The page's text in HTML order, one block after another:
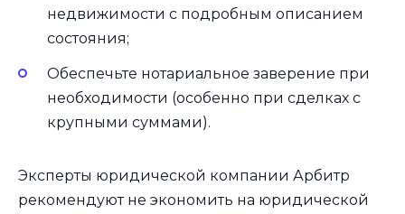
недвижимости с подробным описанием
состояния;
Обеспечьте нотариальное заверение при
необходимости (особенно при сделках с
крупными суммами).
Эксперты юридической компании Арбитр
рекомендуют не экономить на юридической